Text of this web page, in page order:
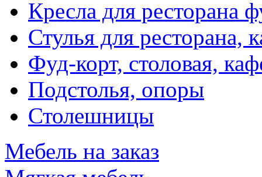
Кресла для ресторана
Стулья для ресторана,
Фуд-корт, столовая,
Подстолья, опоры
Столешницы
Мебель на заказ